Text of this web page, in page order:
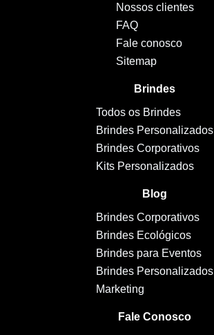
Nossos clientes
FAQ
Fale conosco
Sitemap
Brindes
Todos os Brindes
Brindes Personalizados
Brindes Corporativos
Kits Personalizados
Blog
Brindes Corporativos
Brindes Ecológicos
Brindes para Eventos
Brindes Personalizados
Marketing
Fale Conosco